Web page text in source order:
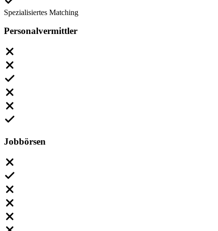
Spezialisiertes Matching
Personalvermittler
Jobbörsen